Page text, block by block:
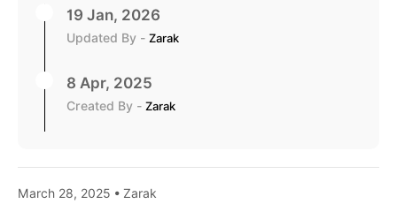
19 Jan, 2026
Updated By - Zarak
8 Apr, 2025
Created By - Zarak
March 28, 2025 • Zarak